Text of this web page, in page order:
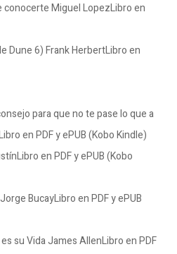
Miguel LopezLibro en
Dune 6) Frank HerbertLibro en
para que no te pase lo que a
en PDF y ePUB (Kobo Kindle)
en PDF y ePUB (Kobo
BucayLibro en PDF y ePUB
su Vida James AllenLibro en PDF